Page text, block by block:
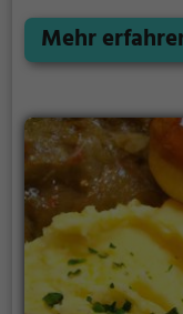
mit frischen
es eine breite
die Vielfalt der
Besuch im Tao
Erlebnis für alle
Mehr